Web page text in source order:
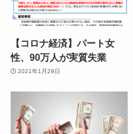
【コロナ経済】パート女
性、90万人が実質失業
2021年1月29日